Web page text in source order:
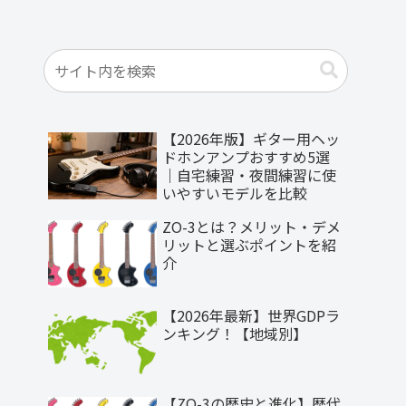
【2026年版】ギター用ヘッ
ドホンアンプおすすめ5選
｜自宅練習・夜間練習に使
いやすいモデルを比較
ZO-3とは？メリット・デメ
リットと選ぶポイントを紹
介
【2026年最新】世界GDPラ
ンキング！【地域別】